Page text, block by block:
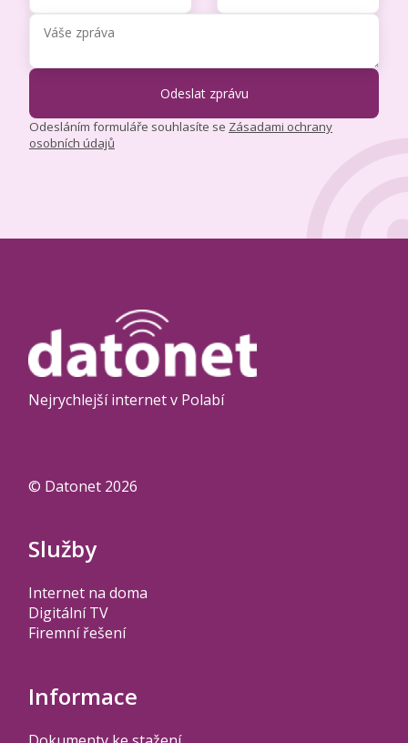
Odesláním formuláře souhlasíte se Zásadami ochrany
osobních údajů
Nejrychlejší internet v Polabí
© Datonet 2026
Služby
Internet na doma
Digitální TV
Firemní řešení
Informace